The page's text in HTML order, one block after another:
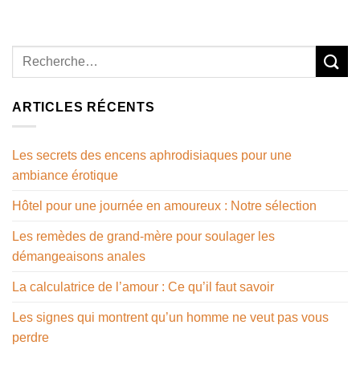
ARTICLES RÉCENTS
Les secrets des encens aphrodisiaques pour une
ambiance érotique
Hôtel pour une journée en amoureux : Notre sélection
Les remèdes de grand-mère pour soulager les
démangeaisons anales
La calculatrice de l’amour : Ce qu’il faut savoir
Les signes qui montrent qu’un homme ne veut pas vous
perdre